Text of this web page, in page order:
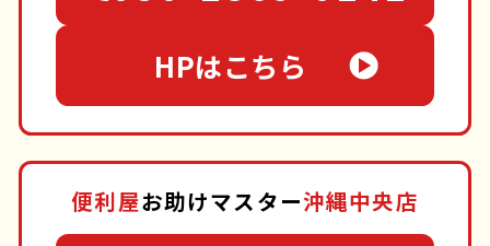
HPはこちら
便利屋お助けマスター沖縄中央店